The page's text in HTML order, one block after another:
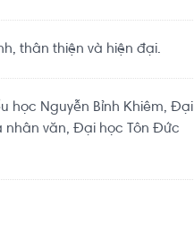
thân thiện và hiện đại.
học Nguyễn Bỉnh Khiêm, Đại
nhân văn, Đại học Tôn Đức